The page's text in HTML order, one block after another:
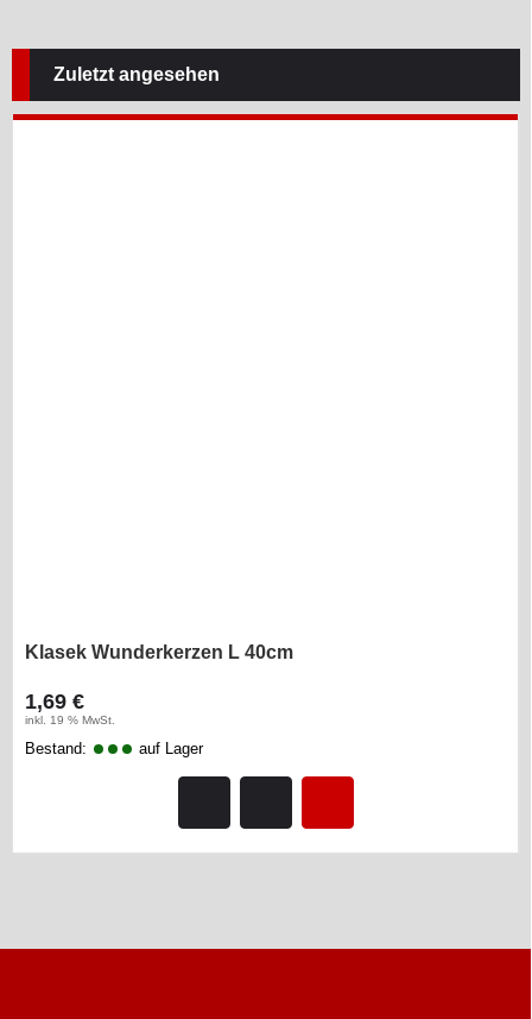
Zuletzt angesehen
Klasek Wunderkerzen L 40cm
1,69 €
inkl. 19 % MwSt.
Bestand: auf Lager